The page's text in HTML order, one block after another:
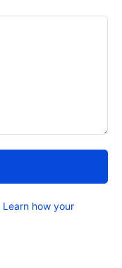
Learn how your